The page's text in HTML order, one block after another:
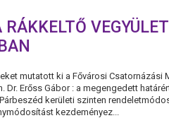
mutatott ki a Fővárosi Csatornázási
Erőss Gábor : a megengedett
kerületi szinten
kezdeményez...